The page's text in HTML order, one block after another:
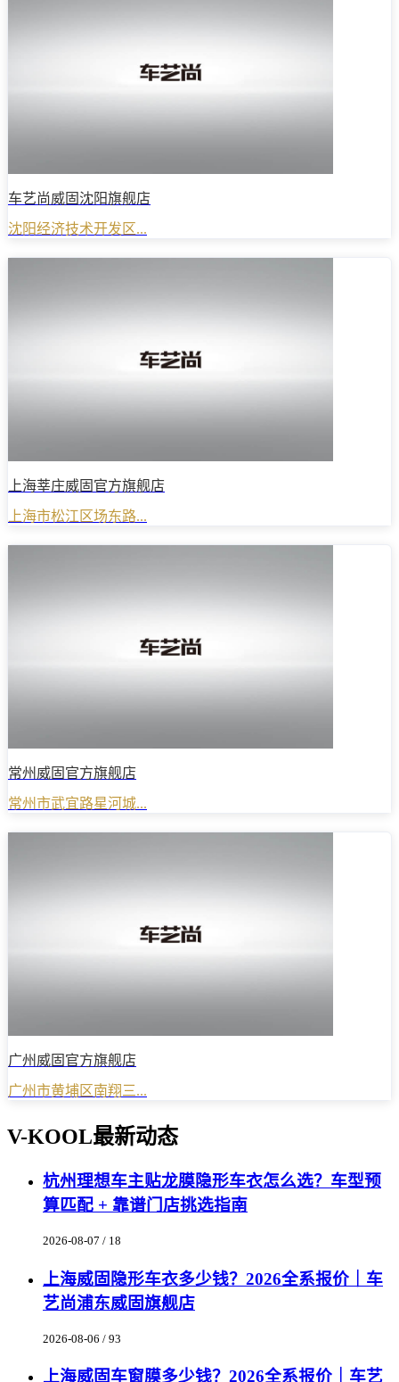
车艺尚威固沈阳旗舰店
沈阳经济技术开发区...
上海莘庄威固官方旗舰店
上海市松江区场东路...
常州威固官方旗舰店
常州市武宜路星河城...
广州威固官方旗舰店
广州市黄埔区南翔三...
V-KOOL最新动态
杭州理想车主贴龙膜隐形车衣怎么选？车型预
算匹配 + 靠谱门店挑选指南
2026-08-07 / 18
上海威固隐形车衣多少钱？2026全系报价｜车
艺尚浦东威固旗舰店
2026-08-06 / 93
上海威固车窗膜多少钱？2026全系报价｜车艺